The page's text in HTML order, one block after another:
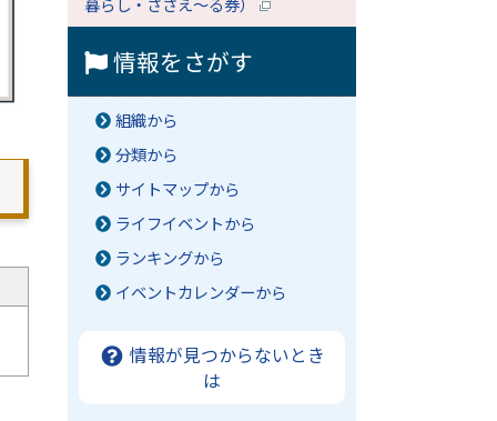
暮らし・ささえ～る券）
情報をさがす
組織から
分類から
サイトマップから
ライフイベントから
ランキングから
イベントカレンダーから
情報が見つからないとき
は